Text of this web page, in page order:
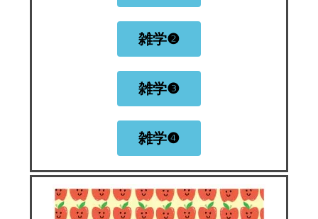
雑学❷
雑学❸
雑学❹